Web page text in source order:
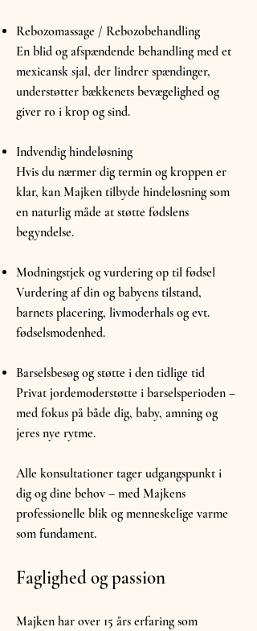
Rebozomassage / Rebozobehandling
En blid og afspændende behandling med et
mexicansk sjal, der lindrer spændinger,
understøtter bækkenets bevægelighed og
giver ro i krop og sind.
Indvendig hindeløsning
Hvis du nærmer dig termin og kroppen er
klar, kan Majken tilbyde hindeløsning som
en naturlig måde at støtte fødslens
begyndelse.
Modningstjek og vurdering op til fødsel
Vurdering af din og babyens tilstand,
barnets placering, livmoderhals og evt.
fødselsmodenhed.
Barselsbesøg og støtte i den tidlige tid
Privat jordemoderstøtte i barselsperioden –
med fokus på både dig, baby, amning og
jeres nye rytme.
Alle konsultationer tager udgangspunkt i
dig og dine behov – med Majkens
professionelle blik og menneskelige varme
som fundament.
Faglighed og passion
Majken har over 15 års erfaring som